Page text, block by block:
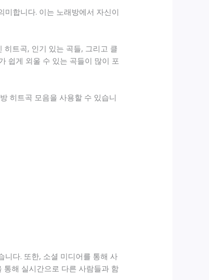
합니다. 이는 노래방에서 자신이
트곡, 인기 있는 곡들, 그리고 클
쉽게 외울 수 있는 곡들이 많이 포
히트곡 모음을 사용할 수 있습니
다. 또한, 소셜 미디어를 통해 사
해 실시간으로 다른 사람들과 함